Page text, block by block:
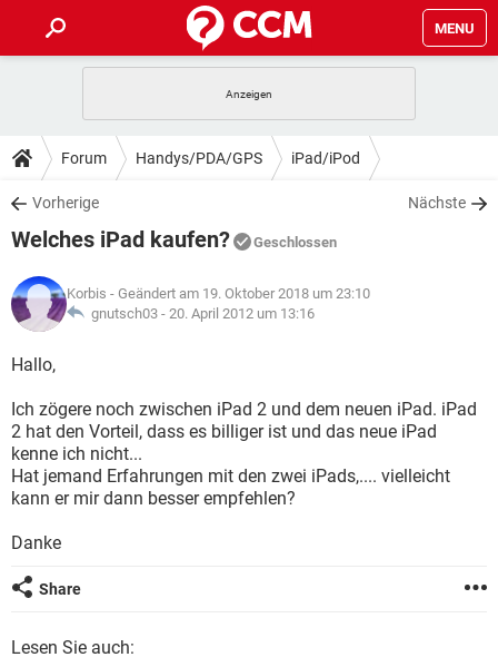
MENU
ANDROID IOS
WINDOWS 10
WHATSAPP TIKTOK
FACEBOOK
TIPPS & TRICKS
SPIELE STREAMING
WHATSAPP TIKTOK
FACEBOOK
DOWNLOADS
SPIELE STREAMING
ANDROID
WINDOWS 10 INSTAGRAM
WHATSAPP
SPIELE STREAMING
ANDROID
WINDOWS 10
WHATSAPP TIKTOK
FACEBOOK
LEXIKON
SPIELE
WINDOWS 10 INSTAGRAM
WHATSAPP TIKTOK
FACEBOOK HARDWARE
Forum Handys/PDA/GPS iPad/iPod
Vorherige Nächste
Welches iPad kaufen? Geschlossen
Korbis - Geändert am 19. Oktober 2018 um 23:10
gnutsch03 - 20. April 2012 um 13:16
Hallo,
Ich zögere noch zwischen iPad 2 und dem neuen iPad. iPad
2 hat den Vorteil, dass es billiger ist und das neue iPad
kenne ich nicht...
Hat jemand Erfahrungen mit den zwei iPads,.... vielleicht
kann er mir dann besser empfehlen?
Danke
Share
Lesen Sie auch: